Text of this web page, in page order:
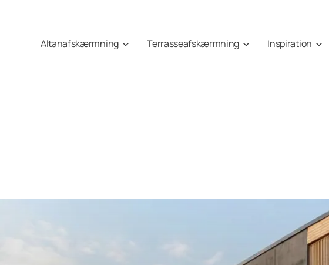
Altanafskærmning Terrasseafskærmning Inspiration